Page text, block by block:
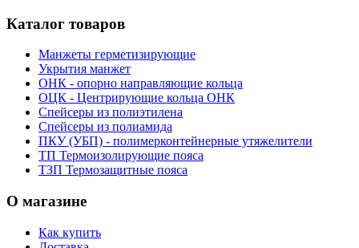
Каталог товаров
Манжеты герметизирующие
Укрытия манжет
ОНК - опорно направляющие кольца
ОЦК - Центрирующие кольца ОНК
Спейсеры из полиэтилена
Спейсеры из полиамида
ПКУ (УБП) - полимерконтейнерные утяжелители
ТП Термоизолирующие пояса
ТЗП Термозащитные пояса
О магазине
Как купить